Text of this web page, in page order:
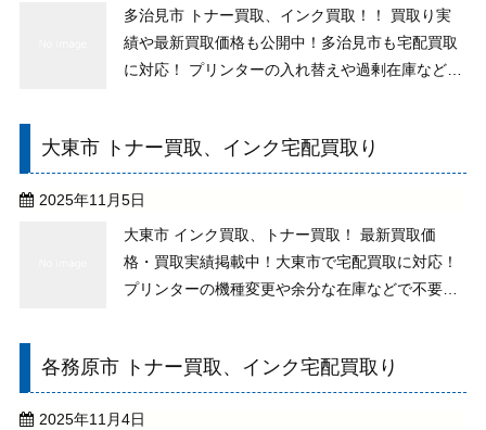
多治見市 トナー買取、インク買取！！ 買取り実
績や最新買取価格も公開中！多治見市も宅配買取
に対応！ プリンターの入れ替えや過剰在庫などに
取り扱いしておりますので、処分せずにご相談下
さい。 買い ...
大東市 トナー買取、インク宅配買取り
2025年11月5日
大東市 インク買取、トナー買取！ 最新買取価
格・買取実績掲載中！大東市で宅配買取に対応！
プリンターの機種変更や余分な在庫などで不要な
分はせずにご相談下さい。 買い取りの送料、その
他手数料が全 ...
各務原市 トナー買取、インク宅配買取り
2025年11月4日